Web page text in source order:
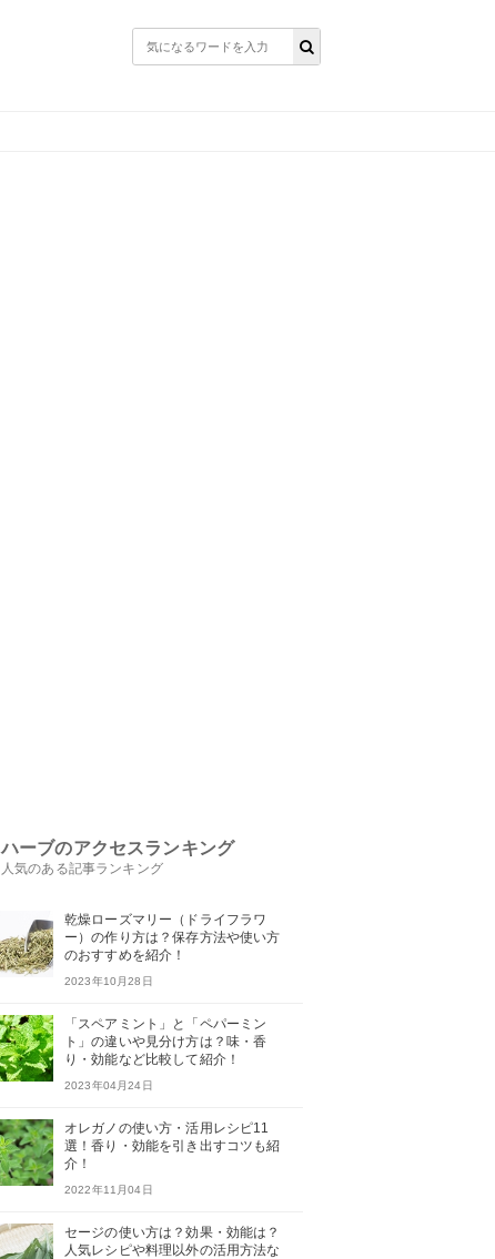
ハーブのアクセスランキング
人気のある記事ランキング
乾燥ローズマリー（ドライフラワ
ー）の作り方は？保存方法や使い方
のおすすめを紹介！
2023年10月28日
「スペアミント」と「ペパーミン
ト」の違いや見分け方は？味・香
り・効能など比較して紹介！
2023年04月24日
オレガノの使い方・活用レシピ11
選！香り・効能を引き出すコツも紹
介！
2022年11月04日
セージの使い方は？効果・効能は？
人気レシピや料理以外の活用方法な